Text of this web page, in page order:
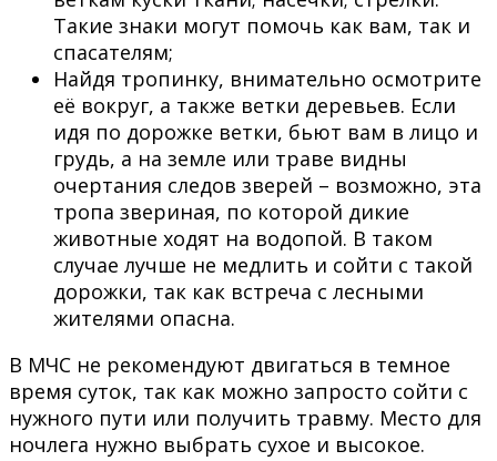
Такие знаки могут помочь как вам, так и
спасателям;
Найдя тропинку, внимательно осмотрите
её вокруг, а также ветки деревьев. Если
идя по дорожке ветки, бьют вам в лицо и
грудь, а на земле или траве видны
очертания следов зверей – возможно, эта
тропа звериная, по которой дикие
животные ходят на водопой. В таком
случае лучше не медлить и сойти с такой
дорожки, так как встреча с лесными
жителями опасна.
В МЧС не рекомендуют двигаться в темное
время суток, так как можно запросто сойти с
нужного пути или получить травму. Место для
ночлега нужно выбрать сухое и высокое.